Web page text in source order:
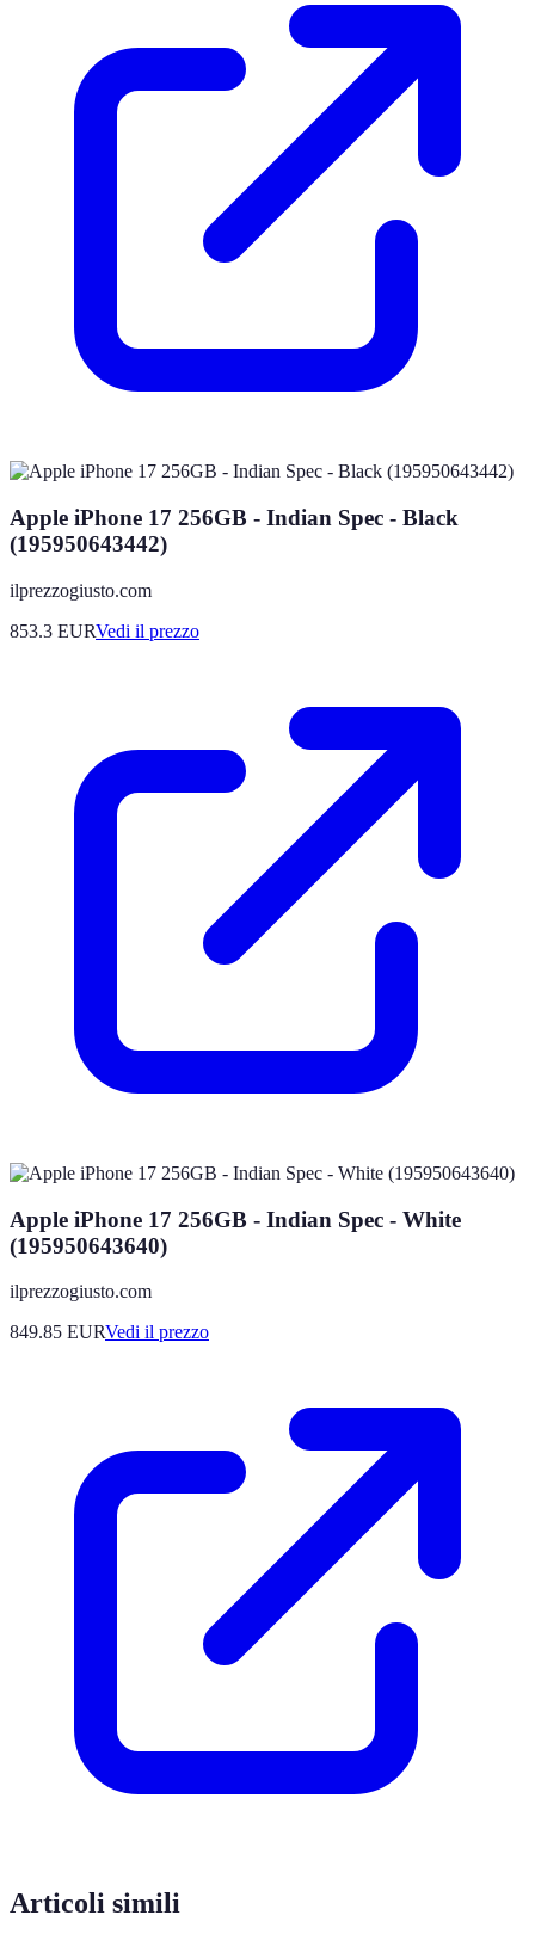
Apple iPhone 17 256GB - Indian Spec - Black
(195950643442)
ilprezzogiusto.com
853.3 EURVedi il prezzo
Apple iPhone 17 256GB - Indian Spec - White
(195950643640)
ilprezzogiusto.com
849.85 EURVedi il prezzo
Articoli simili